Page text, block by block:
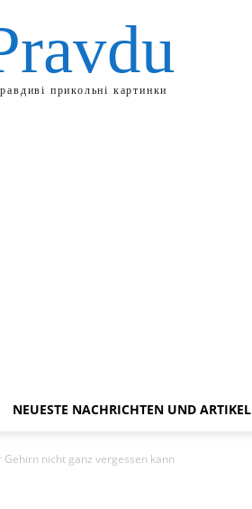
прикольні картинки
NEUESTE NACHRICHTEN UND ARTIKEL
nicht ganz vergessen kann